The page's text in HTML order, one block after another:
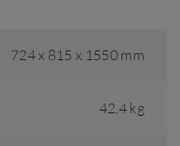
724 x 815 x 1550 mm
42,4 kg